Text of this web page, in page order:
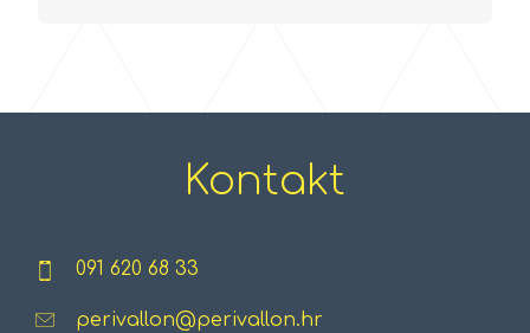
Kontakt
091 620 68 33
perivallon@perivallon.hr